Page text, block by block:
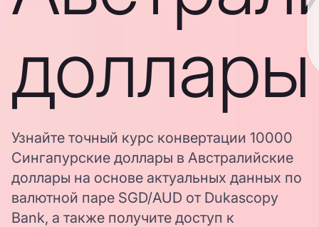
доллары
Узнайте точный курс конвертации 10000
Сингапурские доллары в Австралийские
доллары на основе актуальных данных по
валютной паре SGD/AUD от Dukascopy
Bank, а также получите доступ к